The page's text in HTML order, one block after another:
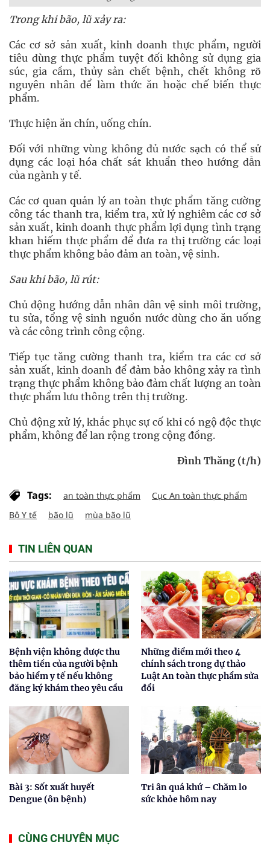
Trong khi bão, lũ xảy ra:
Các cơ sở sản xuất, kinh doanh thực phẩm, người
tiêu dùng thực phẩm tuyệt đối không sử dụng gia
súc, gia cầm, thủy sản chết bệnh, chết không rõ
nguyên nhân để làm thức ăn hoặc chế biến thực
phẩm.
Thực hiện ăn chín, uống chín.
Đối với những vùng không đủ nước sạch có thể sử
dụng các loại hóa chất sát khuẩn theo hướng dẫn
của ngành y tế.
Các cơ quan quản lý an toàn thực phẩm tăng cường
công tác thanh tra, kiểm tra, xử lý nghiêm các cơ sở
sản xuất, kinh doanh thực phẩm lợi dụng tình trạng
khan hiếm thực phẩm để đưa ra thị trường các loại
thực phẩm không bảo đảm an toàn, vệ sinh.
Sau khi bão, lũ rút:
Chủ động hướng dẫn nhân dân vệ sinh môi trường,
tu sửa, tổng vệ sinh nguồn nước dùng cho ăn uống
và các công trình công cộng.
Tiếp tục tăng cường thanh tra, kiểm tra các cơ sở
sản xuất, kinh doanh để đảm bảo không xảy ra tình
trạng thực phẩm không bảo đảm chất lượng an toàn
thực phẩm lưu thông trên thị trường.
Chủ động xử lý, khắc phục sự cố khi có ngộ độc thực
phẩm, không để lan rộng trong cộng đồng.
Đình Thăng (t/h)
Tags: an toàn thực phẩm
Cục An toàn thực phẩm
Bộ Y tế
bão lũ mùa bão lũ
TIN LIÊN QUAN
Bệnh viện không được thu
thêm tiền của người bệnh
bảo hiểm y tế nếu không
đăng ký khám theo yêu cầu
Những điểm mới theo 4
chính sách trong dự thảo
Luật An toàn thực phẩm sửa
đổi
Bài 3: Sốt xuất huyết
Dengue (ôn bệnh)
Tri ân quá khứ – Chăm lo
sức khỏe hôm nay
CÙNG CHUYÊN MỤC